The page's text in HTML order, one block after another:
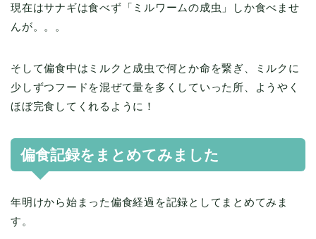
現在はサナギは食べず「ミルワームの成虫」しか食べませ
んが。。。
そして偏食中はミルクと成虫で何とか命を繋ぎ、ミルクに
少しずつフードを混ぜて量を多くしていった所、ようやく
ほぼ完食してくれるように！
偏食記録をまとめてみました
年明けから始まった偏食経過を記録としてまとめてみま
す。